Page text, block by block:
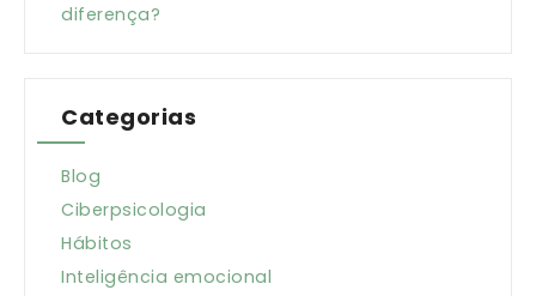
diferença?
Categorias
Blog
Ciberpsicologia
Hábitos
Inteligência emocional